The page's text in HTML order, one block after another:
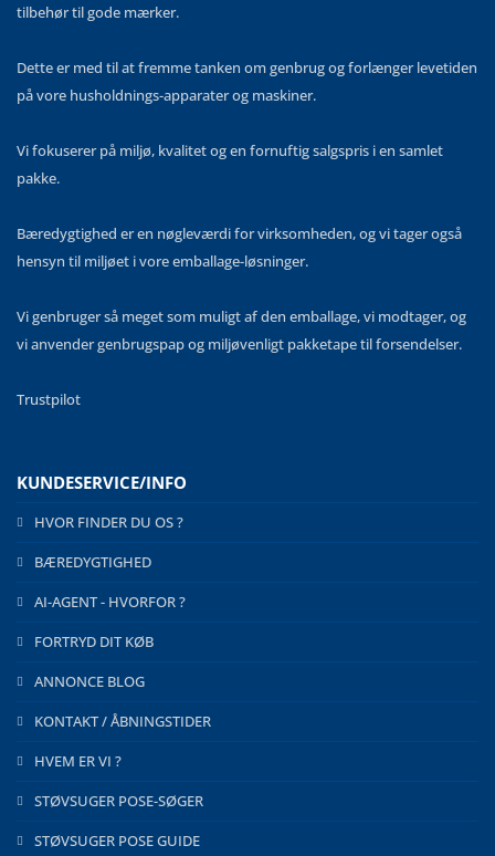
tilbehør til gode mærker.
Dette er med til at fremme tanken om genbrug og forlænger levetiden
på vore husholdnings-apparater og maskiner.
Vi fokuserer på miljø, kvalitet og en fornuftig salgspris i en samlet
pakke.
Bæredygtighed er en nøgleværdi for virksomheden, og vi tager også
hensyn til miljøet i vore emballage-løsninger.
Vi genbruger så meget som muligt af den emballage, vi modtager, og
vi anvender genbrugspap og miljøvenligt pakketape til forsendelser.
Trustpilot
KUNDESERVICE/INFO
HVOR FINDER DU OS ?
BÆREDYGTIGHED
AI-AGENT - HVORFOR ?
FORTRYD DIT KØB
ANNONCE BLOG
KONTAKT / ÅBNINGSTIDER
HVEM ER VI ?
STØVSUGER POSE-SØGER
STØVSUGER POSE GUIDE